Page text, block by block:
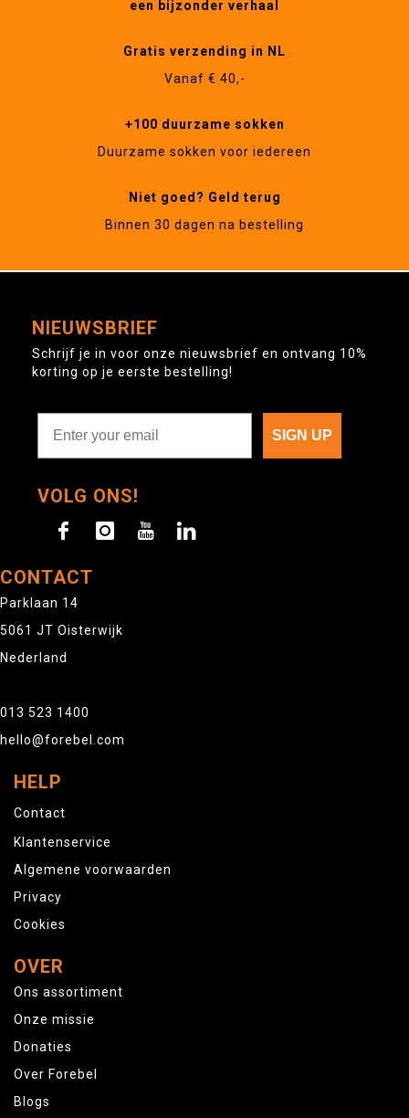
een bijzonder verhaal
Gratis verzending in NL
Vanaf € 40,-
+100 duurzame sokken
Duurzame sokken voor iedereen
Niet goed? Geld terug
Binnen 30 dagen na bestelling
NIEUWSBRIEF
Schrijf je in voor onze nieuwsbrief en ontvang 10%
korting op je eerste bestelling!
SIGN UP
VOLG ONS!
CONTACT
Parklaan 14
5061 JT Oisterwijk
Nederland
013 523 1400
hello@forebel.com
HELP
Contact
Klantenservice
Algemene voorwaarden
Privacy
Cookies
OVER
Ons assortiment
Onze missie
Donaties
Over Forebel
Blogs